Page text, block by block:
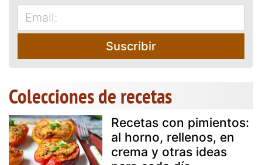
Suscribir
Colecciones de recetas
Recetas con pimientos:
al horno, rellenos, en
crema y otras ideas